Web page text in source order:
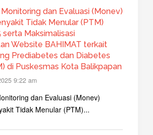
dan Evaluasi (Monev)
Tidak Menular (PTM)
serta Maksimalisasi
Website BAHIMAT terkait
Prediabetes dan Diabetes
di Puskesmas Kota Balikpapan
9:22 am
dan Evaluasi (Monev)
Tidak Menular (PTM)...